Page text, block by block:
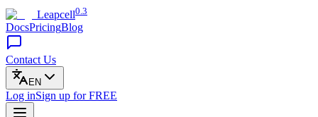
Leapcell0.3
DocsPricingBlog
Contact Us
EN
Log inSign up for FREE